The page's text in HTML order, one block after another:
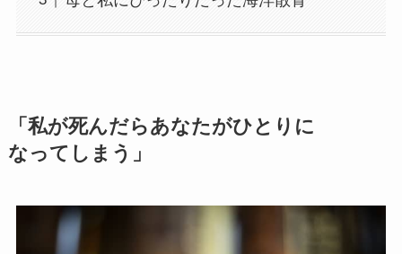
「私が​死んだら​あなたが​ひとりに​
なってしまう」